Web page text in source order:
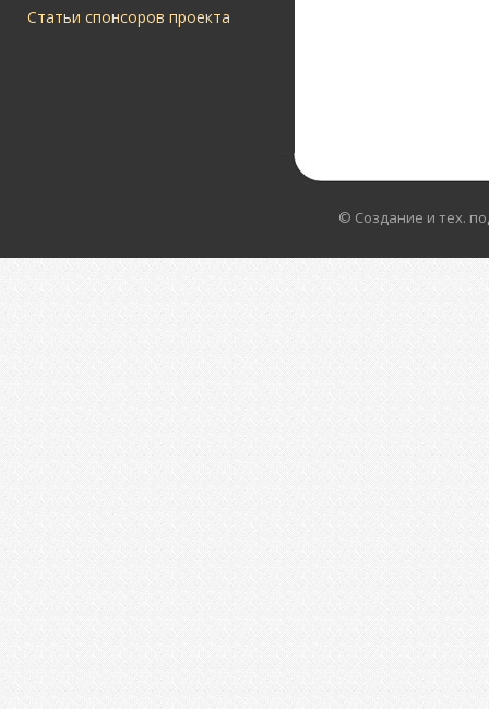
Статьи спонсоров проекта
© Создание и тех.